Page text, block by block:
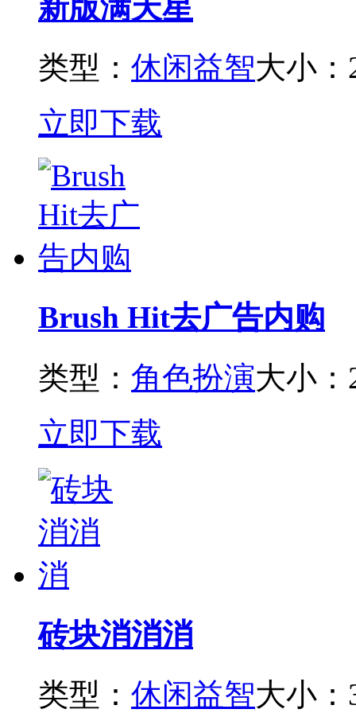
新版满天星
类型： 休闲益智大小：
立即下载
Brush Hit去广告内购
类型： 角色扮演大小：
立即下载
砖块消消消
类型： 休闲益智大小：